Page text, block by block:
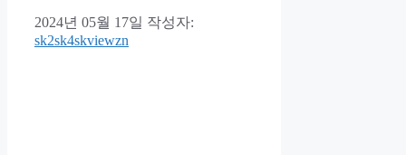
2024년 05월 17일 작성자:
sk2sk4skviewzn